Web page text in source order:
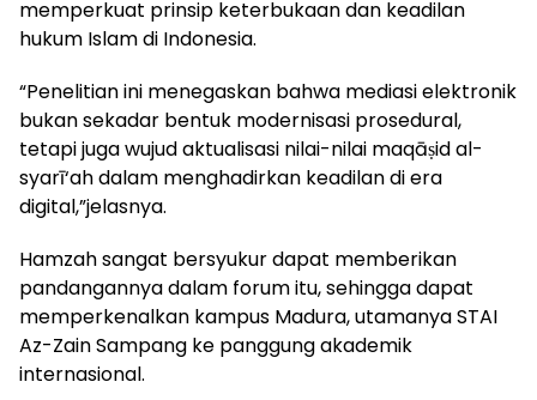
memperkuat prinsip keterbukaan dan keadilan
hukum Islam di Indonesia.
“Penelitian ini menegaskan bahwa mediasi elektronik
bukan sekadar bentuk modernisasi prosedural,
tetapi juga wujud aktualisasi nilai-nilai maqāṣid al-
syarī‘ah dalam menghadirkan keadilan di era
digital,”jelasnya.
Hamzah sangat bersyukur dapat memberikan
pandangannya dalam forum itu, sehingga dapat
memperkenalkan kampus Madura, utamanya STAI
Az-Zain Sampang ke panggung akademik
internasional.